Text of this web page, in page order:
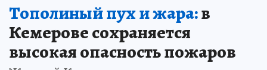
Тополиный пух и жара:в
Кемерове сохраняется
высокая опасность пожаров